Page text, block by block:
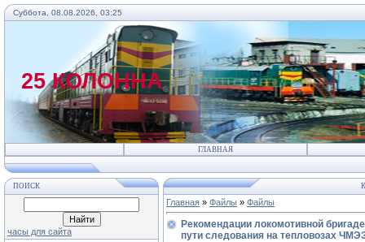
Суббота, 08.08.2026, 03:25
25 КОЛОННА
ГЛАВНАЯ
ПОИСК
часы для сайта
Главная » Файлы » Файлы
Рекомендации локомотивной
пути следования на тепловозах